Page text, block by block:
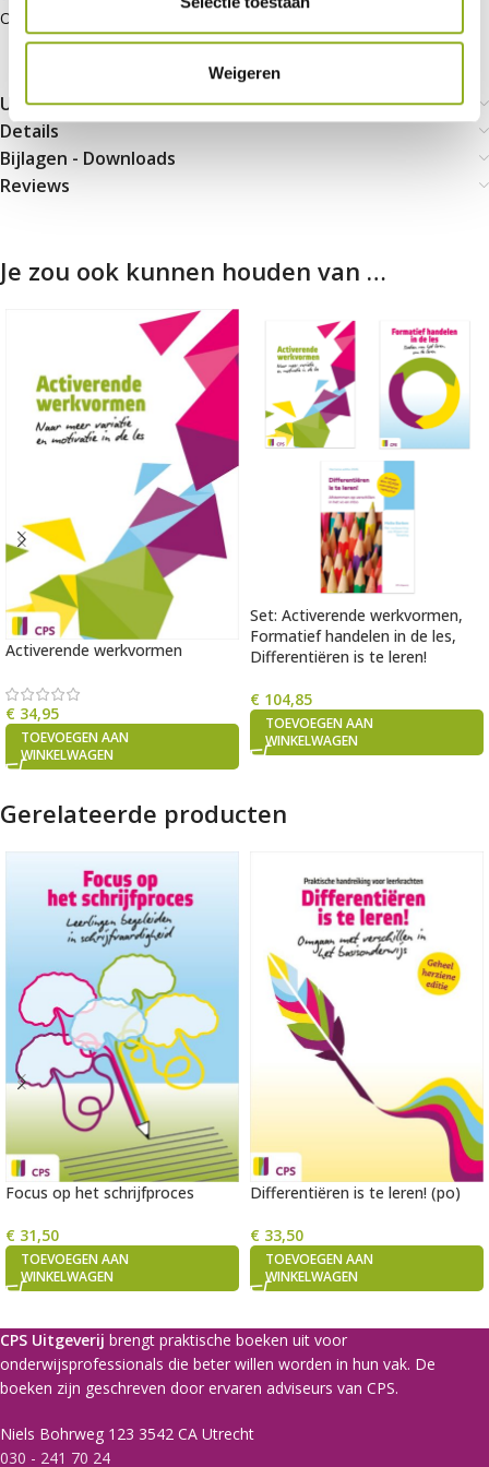
Weigeren
Of lees nog even verder onder de tab:
Uitgebreide infromatie
Details
Bijlagen - Downloads
Reviews
Je zou ook kunnen houden van …
Activerende werkvormen
€ 34,95
TOEVOEGEN AAN
WINKELWAGEN
Set: Activerende werkvormen,
Formatief handelen in de les,
Differentiëren is te leren!
€ 104,85
TOEVOEGEN AAN
WINKELWAGEN
Gerelateerde producten
Focus op het schrijfproces
€ 31,50
TOEVOEGEN AAN
WINKELWAGEN
Differentiëren is te leren! (po)
€ 33,50
TOEVOEGEN AAN
WINKELWAGEN
CPS Uitgeverij brengt praktische boeken uit voor
onderwijsprofessionals die beter willen worden in hun vak. De
boeken zijn geschreven door ervaren adviseurs van CPS.
Niels Bohrweg 123 3542 CA Utrecht
030 - 241 70 24